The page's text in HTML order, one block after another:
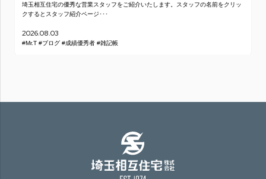
埼玉相互住宅の優秀な営業スタッフをご紹介いたします。スタッフの名前をクリッ
クするとスタッフ紹介ページ･･･
2026.08.03
#Mr.T #ブログ #成績優秀者 #雑記帳